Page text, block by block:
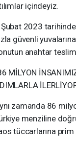
içindeyiz.
2023
güvenli
anahtar
MİLYON
zamanda 86
menziline
tüccarlarına